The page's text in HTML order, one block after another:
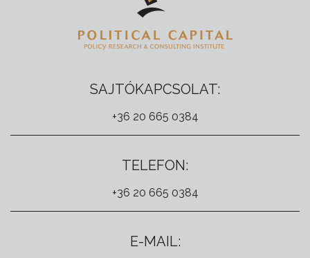
SAJTÓKAPCSOLAT:
+36 20 665 0384
TELEFON:
+36 20 665 0384
E-MAIL: